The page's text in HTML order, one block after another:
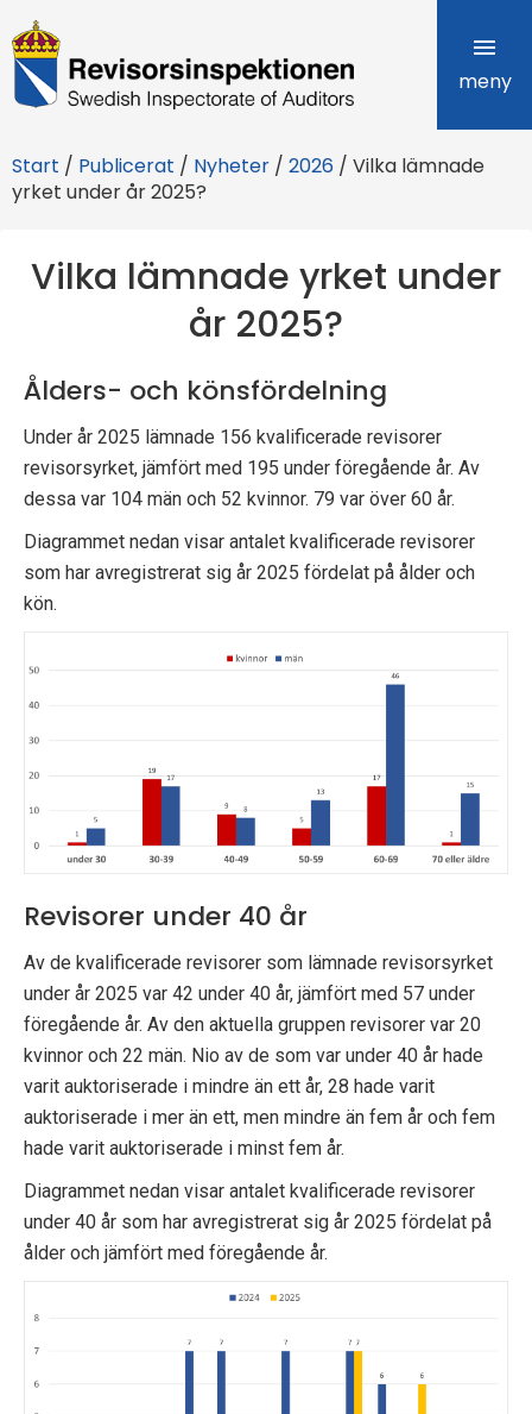
R
e
i
o
s
n
s
p
e
k
o
e
n
meny
Start / Publicerat / Nyheter / 2026 / Vilka lämnade
yrket under år 2025?
Vilka lämnade yrket under
år 2025?
Ålders- och könsfördelning
Under år 2025 lämnade 156 kvalificerade revisorer
revisorsyrket, jämfört med 195 under föregående år. Av
dessa var 104 män och 52 kvinnor. 79 var över 60 år.
Diagrammet nedan visar antalet kvalificerade revisorer
som har avregistrerat sig år 2025 fördelat på ålder och
kön.
Revisorer under 40 år
Av de kvalificerade revisorer som lämnade revisorsyrket
under år 2025 var 42 under 40 år, jämfört med 57 under
föregående år. Av den aktuella gruppen revisorer var 20
kvinnor och 22 män. Nio av de som var under 40 år hade
varit auktoriserade i mindre än ett år, 28 hade varit
auktoriserade i mer än ett, men mindre än fem år och fem
hade varit auktoriserade i minst fem år.
Diagrammet nedan visar antalet kvalificerade revisorer
under 40 år som har avregistrerat sig år 2025 fördelat på
ålder och jämfört med föregående år.